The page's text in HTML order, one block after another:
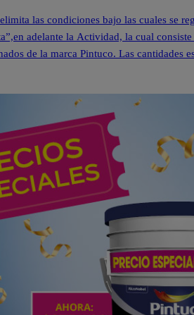
las condiciones bajo las cuales se
adelante la Actividad, la cual
de la marca Pintuco. Las cantidades